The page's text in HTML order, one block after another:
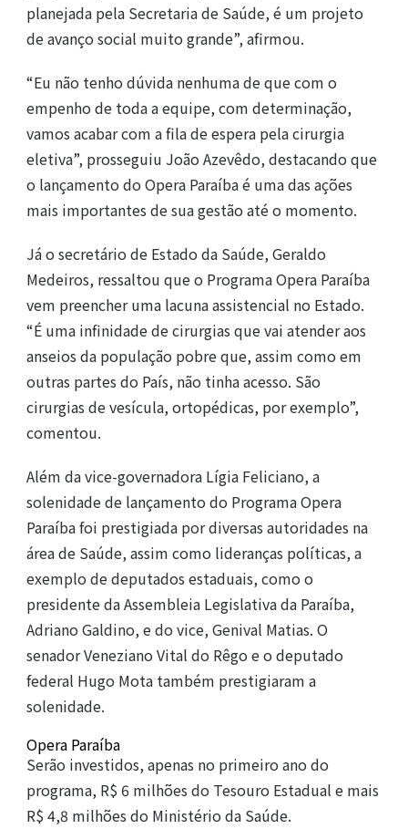
planejada pela Secretaria de Saúde, é um projeto
de avanço social muito grande”, afirmou.
“Eu não tenho dúvida nenhuma de que com o
empenho de toda a equipe, com determinação,
vamos acabar com a fila de espera pela cirurgia
eletiva”, prosseguiu João Azevêdo, destacando que
o lançamento do Opera Paraíba é uma das ações
mais importantes de sua gestão até o momento.
Já o secretário de Estado da Saúde, Geraldo
Medeiros, ressaltou que o Programa Opera Paraíba
vem preencher uma lacuna assistencial no Estado.
“É uma infinidade de cirurgias que vai atender aos
anseios da população pobre que, assim como em
outras partes do País, não tinha acesso. São
cirurgias de vesícula, ortopédicas, por exemplo”,
comentou.
Além da vice-governadora Lígia Feliciano, a
solenidade de lançamento do Programa Opera
Paraíba foi prestigiada por diversas autoridades na
área de Saúde, assim como lideranças políticas, a
exemplo de deputados estaduais, como o
presidente da Assembleia Legislativa da Paraíba,
Adriano Galdino, e do vice, Genival Matias. O
senador Veneziano Vital do Rêgo e o deputado
federal Hugo Mota também prestigiaram a
solenidade.
Opera Paraíba
Serão investidos, apenas no primeiro ano do
programa, R$ 6 milhões do Tesouro Estadual e mais
R$ 4,8 milhões do Ministério da Saúde.